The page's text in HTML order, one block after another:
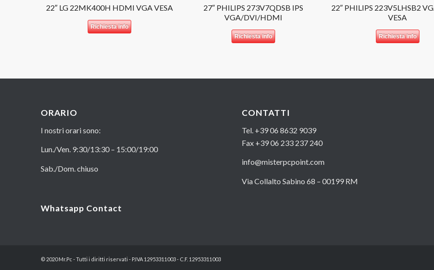
22″ LG 22MK400H HDMI VGA VESA
Richiesta info
27″ PHILIPS 273V7QDSB IPS
VGA/DVI/HDMI
Richiesta info
22″ PHILIPS 223V5LHSB2
VESA
Richiesta info
ORARIO
I nostri orari sono:
Lun./Ven. 9:30/13:30 – 15:00/19:00
Sab./Dom. chiuso
Whatsapp Contact
CONTATTI
Tel. +39 06 8632 9039
Fax +39 06 233 237 240
info@misterpcpoint.com
Via Collalto Sabino 68 – 00199 RM
© 2020 Mr.Pc - Tutti i diritti riservati - P.IVA 12953311003 - C.F. 12953311003